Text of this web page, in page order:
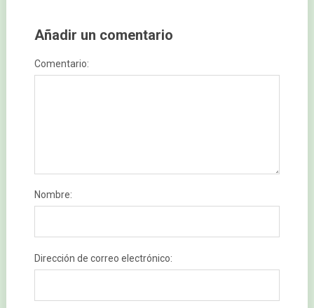
Añadir un comentario
Comentario:
Nombre:
Dirección de correo electrónico: